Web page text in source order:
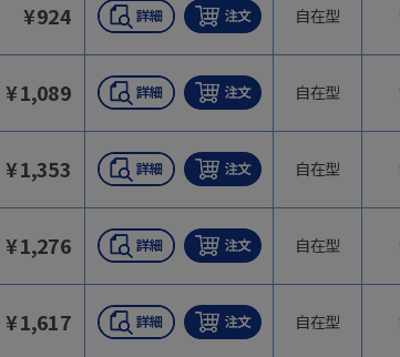
¥924
¥1,089
¥1,353
¥1,276
¥1,617
自在型
自在型
自在型
自在型
自在型